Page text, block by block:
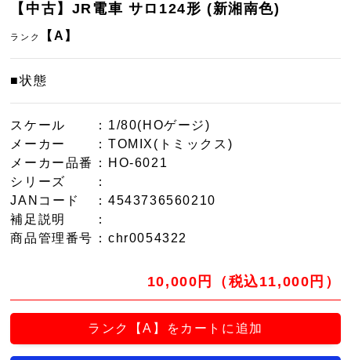
【中古】JR電車 サロ124形 (新湘南色)
ランク 【A】
■状態
スケール
：1/80(HOゲージ)
メーカー
：TOMIX(トミックス)
メーカー品番
：HO-6021
シリーズ
：
JANコード
：4543736560210
補足説明
：
商品管理番号 ：chr0054322
10,000円（税込11,000円）
ランク【A】をカートに追加